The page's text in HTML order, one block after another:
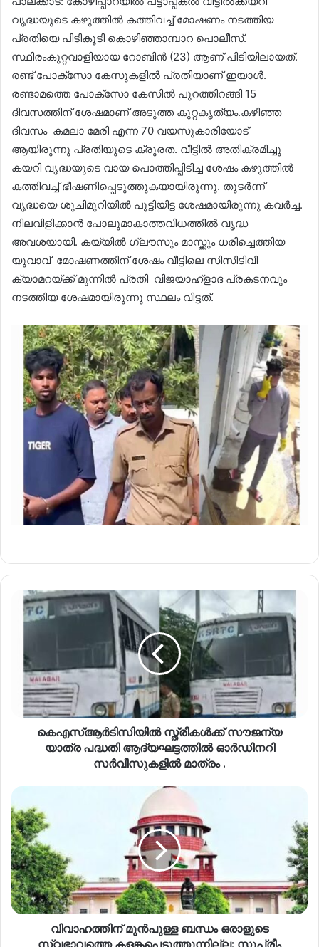
വൃദ്ധയുടെ കഴുത്തിൽ കത്തിവച്ച് മോഷണം നടത്തിയ
പ്രതിയെ പിടികൂടി കൊഴിഞ്ഞാമ്പാറ പൊലീസ്.
സ്ഥിരംകുറ്റവാളിയായ റോബിൻ (23) ആണ് പിടിയിലായത്.
രണ്ട് പോക്സോ കേസുകളിൽ പ്രതിയാണ് ഇയാൾ.
രണ്ടാമത്തെ പോക്സോ കേസിൽ പുറത്തിറങ്ങി 15
ദിവസത്തിന് ശേഷമാണ് അടുത്ത കുറ്റകൃത്യം.കഴിഞ്ഞ
ദിവസം കമലാ മേരി എന്ന 70 വയസുകാരിയോട്
ആയിരുന്നു പ്രതിയുടെ ക്രൂരത. വീട്ടിൽ അതിക്രമിച്ചു
കയറി വൃദ്ധയുടെ വായ പൊത്തിപ്പിടിച്ച ശേഷം കഴുത്തിൽ
കത്തിവച്ച് ഭീഷണിപ്പെടുത്തുകയായിരുന്നു. തുടർന്ന്
വൃദ്ധയെ ശുചിമുറിയിൽ പൂട്ടിയിട്ട ശേഷമായിരുന്നു കവർച്ച.
നിലവിളിക്കാൻ പോലുമാകാത്തവിധത്തിൽ വൃദ്ധ
അവശയായി. കയ്യിൽ ഗ്ലൗസും മാസ്ക്കും ധരിച്ചെത്തിയ
യുവാവ് മോഷണത്തിന് ശേഷം വീട്ടിലെ സിസിടിവി
ക്യാമറയ്‌ക്ക് മുന്നിൽ പ്രതി വിജയാഹ്ളാദ പ്രകടനവും
നടത്തിയ ശേഷമായിരുന്നു സ്ഥലം വിട്ടത്.
കെഎസ്ആർടിസിയിൽ സ്ത്രീകൾക്ക് സൗജന്യ
യാത്ര പദ്ധതി ആദ്യഘട്ടത്തിൽ ഓർഡിനറി
സർവീസുകളിൽ മാത്രം .
വിവാഹത്തിന് മുൻപുള്ള ബന്ധം ഒരാളുടെ